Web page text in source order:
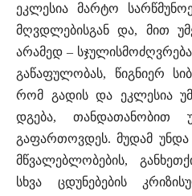
ეკლესია მარტო
მღვდლებისგან და, მით
არამედ –
გაწაფულობას, წიგნიერ
რომ გადის და ეკლესია
დგება, თანდათანობით
გაფართოვდეს. მუდამ
მწვალებლობების,
სხვა ცდუნებების